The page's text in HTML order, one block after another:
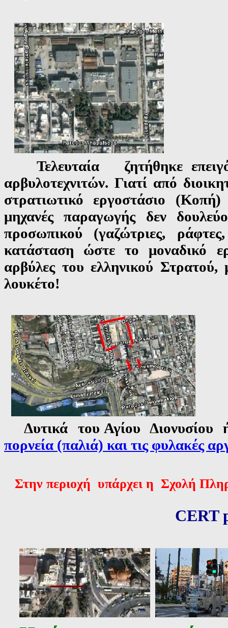
Τελευταία ζητήθηκε
αρβυλοτεχνιτών. Γιατί από
στρατιωτικό εργοστάσιο
μηχανές παραγωγής δεν
προσωπικού (γαζώτριες,
κατάσταση ώστε το μοναδικό
αρβύλες του ελληνικού Στρατού,
λουκέτο!
Δυτικά του Αγίου Διονυσίου
πορνεία (παλιά) και τις φυλακές
Στην περιοχή υπάρχει η Σχολή
CERT